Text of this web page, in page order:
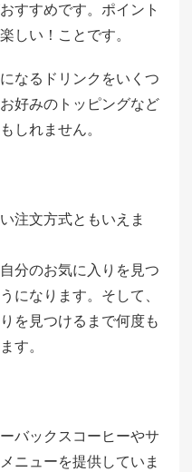
すすめです。ポイント
しい！ことです。
なるドリンクをいくつ
好みのトッピングなど
しれません。
注文方式ともいえま
分のお気に入りを見つ
になります。そして、
を見つけるまで何度も
す。
バックスコーヒーやサ
ニューを提供していま